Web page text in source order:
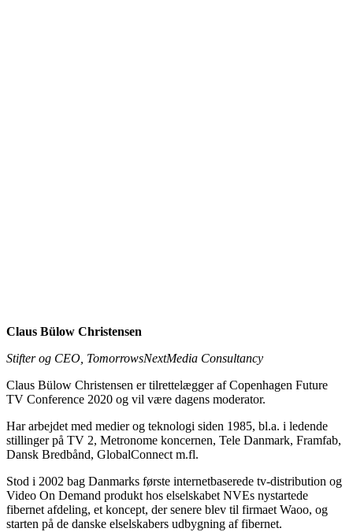
Claus Bülow Christensen
Stifter og CEO, TomorrowsNextMedia Consultancy
Claus Bülow Christensen er tilrettelægger af Copenhagen Future
TV Conference 2020 og vil være dagens moderator.
Har arbejdet med medier og teknologi siden 1985, bl.a. i ledende
stillinger på TV 2, Metronome koncernen, Tele Danmark, Framfab,
Dansk Bredbånd, GlobalConnect m.fl.
Stod i 2002 bag Danmarks første internetbaserede tv-distribution og
Video On Demand produkt hos elselskabet NVEs nystartede
fibernet afdeling, et koncept, der senere blev til firmaet Waoo, og
starten på de danske elselskabers udbygning af fibernet.